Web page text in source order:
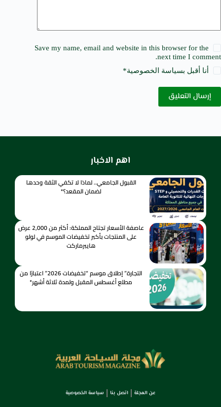
Save my name, email and website in this browser for the
next time I comment.
أنا أقبل بسياسة الخصوصية*
إرسال التعليق
اهم الاخبار
القبول الجامعي.. لماذا لا تكفي الثقة وحدها
لضمان المقعد؟*
عاصفة الأسعار تجتاح المملكة: أكثر من 2,000 عرض
على المنتجات بأكبر تخفيضات الموسم في لولو
هايبرماركت
التجارة” إطلاق موسم “تخفيضات 2026” اعتبارًا من
مطلع أغسطس المقبل ولمدة ثلاثة أشهر*
عن المجلة اتصل بنا سياسة الخصوصية